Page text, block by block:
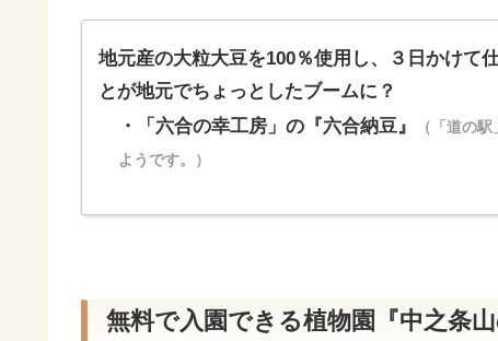
地元産の大粒大豆を100％使用し、３日かけて
とが地元でちょっとしたブームに？
・「六合の幸工房」の『六合納豆』
（「道の
ようです。）
無料で入園できる植物園『中之条山